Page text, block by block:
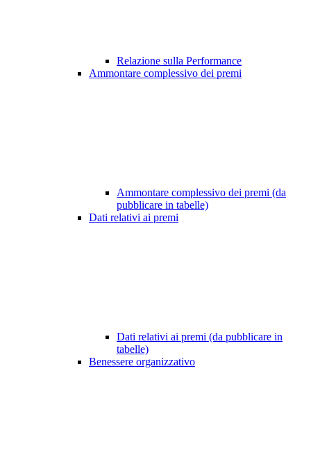
Relazione sulla Performance
Ammontare complessivo dei premi
Ammontare complessivo dei premi (da
pubblicare in tabelle)
Dati relativi ai premi
Dati relativi ai premi (da pubblicare in
tabelle)
Benessere organizzativo